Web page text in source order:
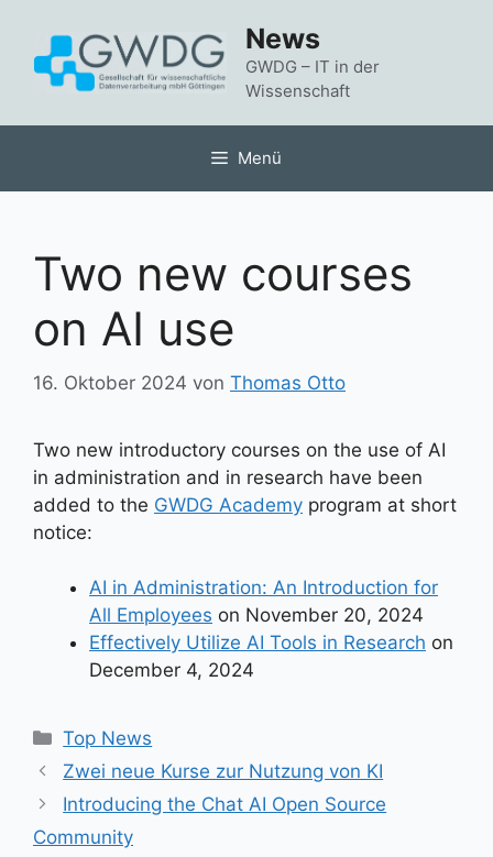
springen
News
GWDG – IT in der
Wissenschaft
Menü
Two new courses
on AI use
16. Oktober 2024 von Thomas Otto
Two new introductory courses on the use of AI
in administration and in research have been
added to the GWDG Academy program at short
notice:
AI in Administration: An Introduction for
All Employees on November 20, 2024
Effectively Utilize AI Tools in Research on
December 4, 2024
Kategorien
Top News
Zwei neue Kurse zur Nutzung von KI
Introducing the Chat AI Open Source
Community